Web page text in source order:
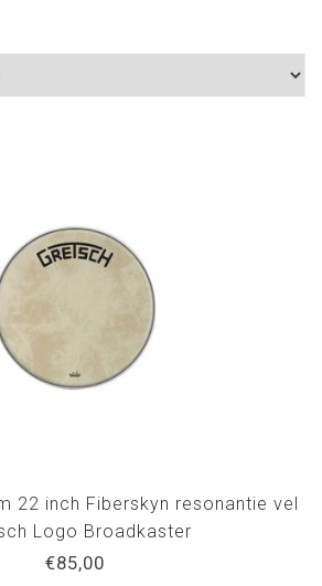
22 inch Fiberskyn resonantie vel
Logo Broadkaster
€85,00